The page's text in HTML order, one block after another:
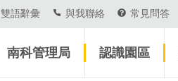
雙語辭彙 與我聯絡 常見問答
南科管理局 認識園區